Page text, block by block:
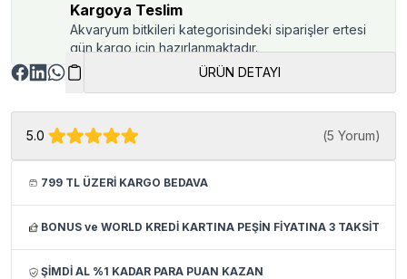
Kargoya Teslim
Akvaryum bitkileri kategorisindeki siparişler ertesi
gün kargo için hazırlanmaktadır.
ÜRÜN DETAYI
5.0 (5 Yorum)
799 TL ÜZERİ KARGO BEDAVA
BONUS ve WORLD KREDİ KARTINA PEŞİN FİYATINA 3 TAKSİT
ŞİMDİ AL %1 KADAR PARA PUAN KAZAN